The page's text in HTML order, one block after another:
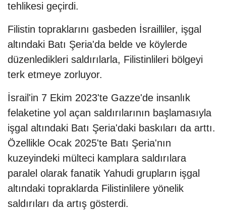
tehlikesi geçirdi.
Filistin topraklarını gasbeden İsrailliler, işgal
altındaki Batı Şeria'da belde ve köylerde
düzenledikleri saldırılarla, Filistinlileri bölgeyi
terk etmeye zorluyor.
İsrail'in 7 Ekim 2023'te Gazze'de insanlık
felaketine yol açan saldırılarının başlamasıyla
işgal altındaki Batı Şeria'daki baskıları da arttı.
Özellikle Ocak 2025'te Batı Şeria'nın
kuzeyindeki mülteci kamplara saldırılara
paralel olarak fanatik Yahudi grupların işgal
altındaki topraklarda Filistinlilere yönelik
saldırıları da artış gösterdi.